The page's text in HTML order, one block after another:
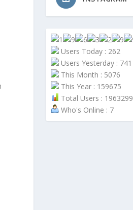
Users Today : 262
Users Yesterday : 741
This Month : 5076
This Year : 159675
Total Users : 1963299
Who's Online : 7